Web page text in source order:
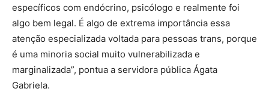
específicos com endócrino, psicólogo e realmente foi
algo bem legal. É algo de extrema importância essa
atenção especializada voltada para pessoas trans, porque
é uma minoria social muito vulnerabilizada e
marginalizada”, pontua a servidora pública Ágata
Gabriela.